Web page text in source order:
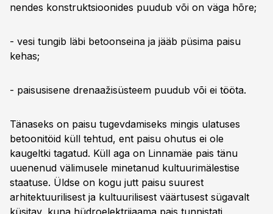
nendes konstruktsioonides puudub või on väga hõre;
- vesi tungib läbi betoonseina ja jääb püsima paisu
kehas;
- paisusisene drenaažisüsteem puudub või ei tööta.
Tänaseks on paisu tugevdamiseks mingis ulatuses
betoonitöid küll tehtud, ent paisu ohutus ei ole
kaugeltki tagatud. Küll aga on Linnamäe pais tänu
uuenenud välimusele minetanud kultuurimälestise
staatuse. Üldse on kogu jutt paisu suurest
arhitektuurilisest ja kultuurilisest väärtusest sügavalt
küsitav, kuna hüdroelektrijaama pais tunnistati